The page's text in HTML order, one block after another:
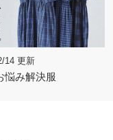
14 更新
悩み解決服